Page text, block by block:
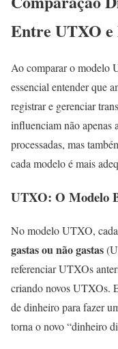
Entre UTXO e
Ao comparar o modelo
essencial entender que
registrar e gerenciar
influenciam não apenas
processadas, mas
cada modelo é mais
UTXO: O Modelo
No modelo UTXO,
gastas ou não gastas
referenciar UTXOs
criando novos UTXOs.
de dinheiro para fazer
torna o novo “dinheiro